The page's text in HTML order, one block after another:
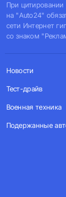
При
на "Auto24"
сети Интернет
со знаком
Новости
Тест-драйв
Военная техника
Подержанные